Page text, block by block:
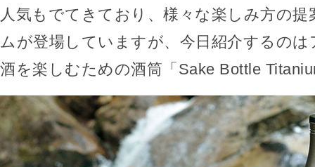
人気もでてきており、様々な楽しみ方の
ムが登場していますが、今日紹介するの
酒を楽しむための酒筒「Sake Bottle